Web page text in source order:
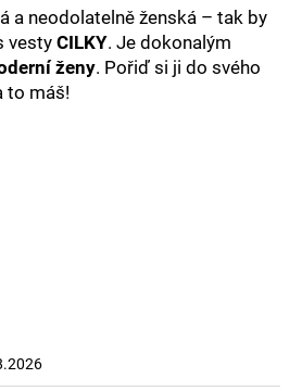
a neodolatelně ženská – tak by
vesty CILKY. Je dokonalým
ženy. Pořiď si ji do svého
to máš!